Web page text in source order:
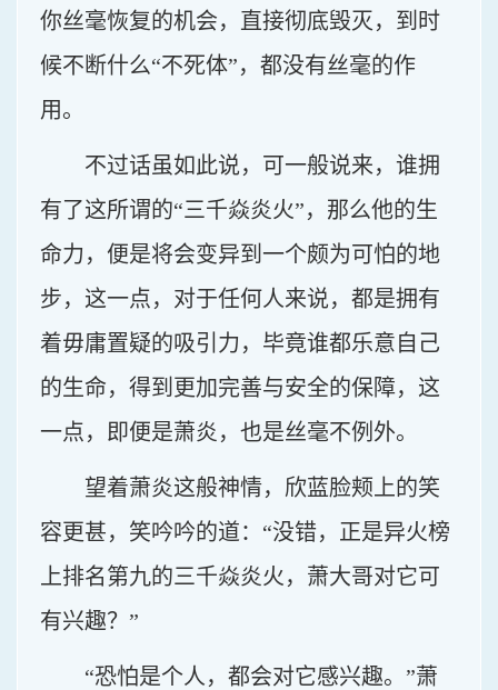
你丝毫恢复的机会，直接彻底毁灭，到时
候不断什么“不死体”，都没有丝毫的作
用。
不过话虽如此说，可一般说来，谁拥
有了这所谓的“三千焱炎火”，那么他的生
命力，便是将会变异到一个颇为可怕的地
步，这一点，对于任何人来说，都是拥有
着毋庸置疑的吸引力，毕竟谁都乐意自己
的生命，得到更加完善与安全的保障，这
一点，即便是萧炎，也是丝毫不例外。
望着萧炎这般神情，欣蓝脸颊上的笑
容更甚，笑吟吟的道：“没错，正是异火榜
上排名第九的三千焱炎火，萧大哥对它可
有兴趣？”
“恐怕是个人，都会对它感兴趣。”萧